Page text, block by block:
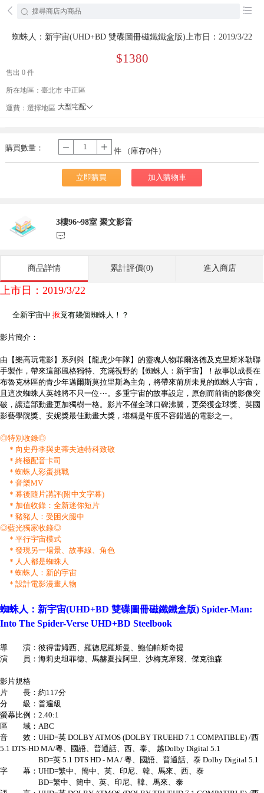
󰄕 󰂦
󰄔
蜘蛛人：新宇宙(UHD+BD 雙碟圖冊磁鐵鐵盒版)上市日：2019/3/22
$1380
售出 0 件
所在地區：臺北市 中正區
運費： 選擇地區 大型宅配󰄘
購買數量：
- 件 （庫存0件）
立即購買 加入購物車
3樓96~98室 聚文影音
󰃨
商品詳情 累計評價(0) 進入商店
上市日：2019/3/22
全新宇宙中 揪竟有幾個蜘蛛人！？
影片簡介：
由【樂高玩電影】系列與【龍虎少年隊】的靈魂人物菲爾洛德及克里斯米勒聯
手製作，帶來這部風格獨特、充滿視野的【蜘蛛人：新宇宙】！故事以成長在
布魯克林區的青少年邁爾斯莫拉里斯為主角，將帶來前所未見的蜘蛛人宇宙，
且這次蜘蛛人英雄將不只一位⋯。多重宇宙的故事設定，原創而前衛的影像突
破，讓這部動畫更加獨樹一格。影片不僅全球口碑沸騰，更榮獲金球獎、英國
影藝學院獎、安妮獎最佳動畫大獎，堪稱是年度不容錯過的電影之一。
◎特別收錄◎
＊向史丹李與史蒂夫迪特科致敬
＊終極配音卡司
＊蜘蛛人彩蛋挑戰
＊音樂MV
＊幕後隨片講評(附中文字幕)
＊加值收錄：全新迷你短片
＊豬豬人：受困火腿中
◎藍光獨家收錄◎
＊平行宇宙模式
＊發現另一場景、故事線、角色
＊人人都是蜘蛛人
＊蜘蛛人：新的宇宙
＊設計電影漫畫人物
蜘蛛人：新宇宙(UHD+BD 雙碟圖冊磁鐵鐵盒版) Spider-Man:
Into The Spider-Verse UHD+BD Steelbook
導 演：彼得雷姆西、羅德尼羅斯曼、鮑伯帕斯奇提
演 員：海莉史坦菲德、馬赫夏拉阿里、沙梅克摩爾、傑克強森
影片規格
片 長：約117分
分 級：普遍級
螢幕比例：2.40:1
區 域：ABC
音 效：UHD=英 DOLBY ATMOS (DOLBY TRUEHD 7.1 COMPATIBLE) /西
5.1 DTS-HD MA/粵、國語、普通話、西、泰、 越Dolby Digital 5.1
BD=英 5.1 DTS HD - MA / 粵、國語、普通話、泰 Dolby Digital 5.1
字 幕：UHD=繁中、簡中、英、印尼、韓、馬來、西、泰
BD=繁中、簡中、英、印尼、韓、馬來、泰